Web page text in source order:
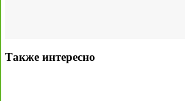
Также интересно